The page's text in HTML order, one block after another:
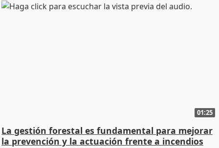
01:25
La gestión forestal es fundamental para mejorar
la prevención y la actuación frente a incendios